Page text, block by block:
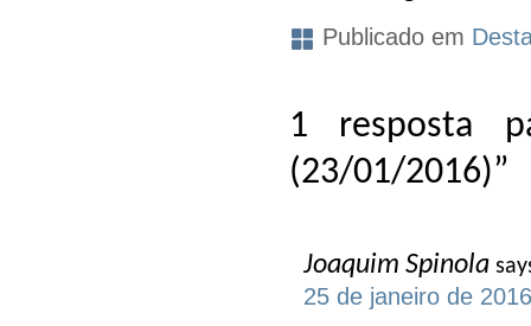
Publicado em
1 resposta
(23/01/2016)”
Joaquim Spinola
25 de janeiro de